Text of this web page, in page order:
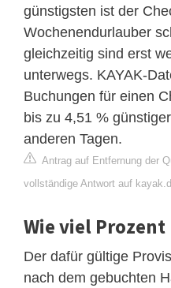
günstigsten ist der
Wochenendurlauber
gleichzeitig sind erst
unterwegs. KAYAK-
Buchungen für einen
bis zu 4,51 %
anderen Tagen.
Antrag auf Entfernung der
vollständige Antwort auf
Wie viel Prozent
Der dafür gültige
nach dem gebuchten